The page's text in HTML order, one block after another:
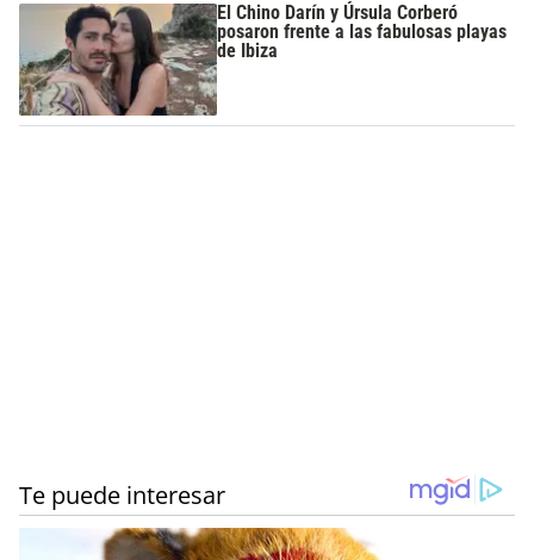
El Chino Darín y Úrsula Corberó
posaron frente a las fabulosas playas
de Ibiza